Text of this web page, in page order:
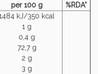
per 100 g
%RDA*
kJ/350 kcal
1 g
0,4 g
72,7 g
2 g
3 g